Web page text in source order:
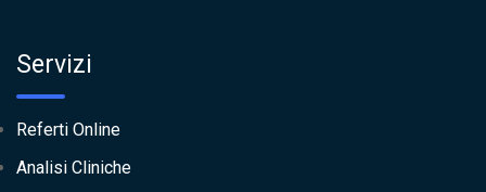
Servizi
Referti Online
Analisi Cliniche